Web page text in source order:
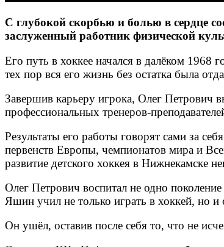
С глубокой скорбью и болью в сердце
заслуженный работник физической
Его путь в хоккее начался в далёком 1968
тех пор вся его жизнь без остатка была
Завершив карьеру игрока, Олег Петрович
профессиональных тренеров-
Результаты его работы говорят сами за
первенств Европы, чемпионатов мира и
развитие детского хоккея в Нижнекамске
Олег Петрович воспитал не одно
Яшин учил не только играть в хоккей, но и
Он ушёл, оставив после себя то, что не